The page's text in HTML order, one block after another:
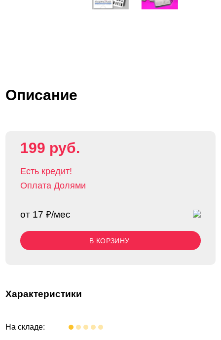
Описание
199 руб.
Есть кредит!
Оплата Долями
от 17 ₽/мес
В КОРЗИНУ
Характеристики
На складе: